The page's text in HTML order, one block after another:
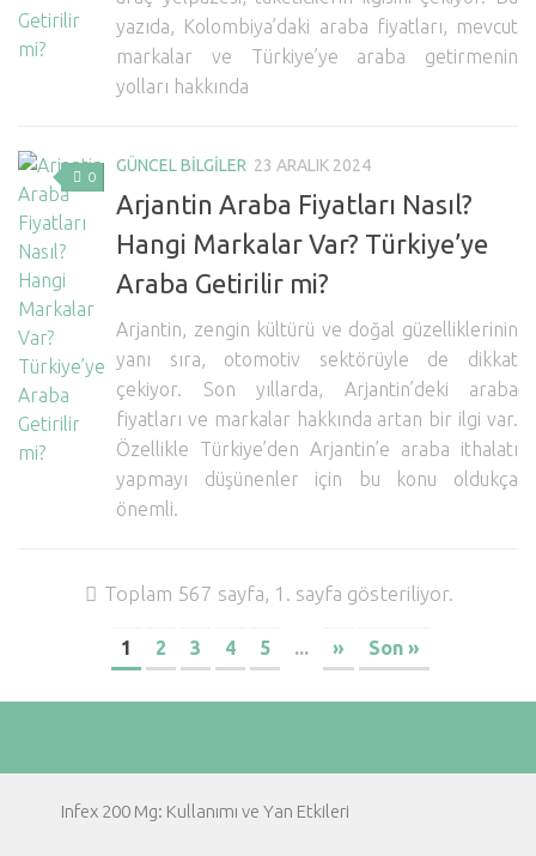
yazıda, Kolombiya’daki araba fiyatları, mevcut
markalar ve Türkiye’ye araba getirmenin
yolları hakkında
0
GÜNCEL BİLGİLER 23 ARALIK 2024
Arjantin Araba Fiyatları Nasıl?
Hangi Markalar Var? Türkiye’ye
Araba Getirilir mi?
Arjantin, zengin kültürü ve doğal güzelliklerinin
yanı sıra, otomotiv sektörüyle de dikkat
çekiyor. Son yıllarda, Arjantin’deki araba
fiyatları ve markalar hakkında artan bir ilgi var.
Özellikle Türkiye’den Arjantin’e araba ithalatı
yapmayı düşünenler için bu konu oldukça
önemli.
Toplam 567 sayfa, 1. sayfa gösteriliyor.
1 2 3 4 5 ... » Son »
Infex 200 Mg: Kullanımı ve Yan Etkileri